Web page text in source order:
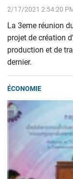
2/17/2021 2:54:20
La 3eme réunion
projet de création
production et de
dernier.
ÉCONOMIE